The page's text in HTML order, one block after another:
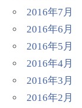
2016年7月
2016年6月
2016年5月
2016年4月
2016年3月
2016年2月